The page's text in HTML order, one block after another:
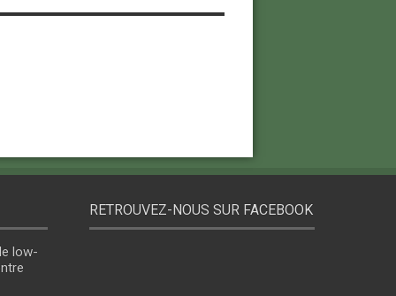
low-
RETROUVEZ-NOUS SUR FACEBOOK